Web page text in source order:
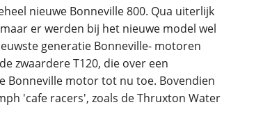
nieuwe Bonneville 800. Qua uiterlijk
er werden bij het nieuwe model wel
generatie Bonneville- motoren
zwaardere T120, die over een
Bonneville motor tot nu toe. Bovendien
'cafe racers', zoals de Thruxton Water